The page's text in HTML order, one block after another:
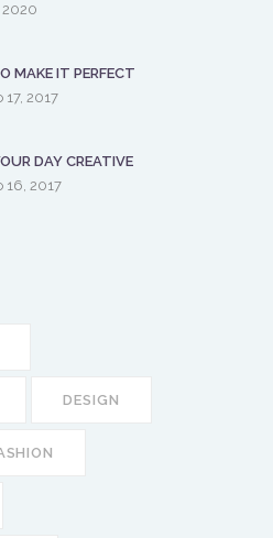
2020
MAKE IT PERFECT
17, 2017
DAY CREATIVE
16, 2017
DESIGN